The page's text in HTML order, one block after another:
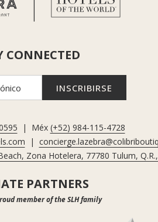
CONNECTED
INSCRIBIRSE
| Méx (+52) 984-115-4728
|
Zona Hotelera, 77780 Tulum,
PARTNERS
member of the SLH family